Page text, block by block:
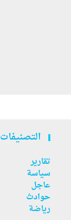
التصنيفات
تقارير
سياسة
عاجل
حوادث
رياضة